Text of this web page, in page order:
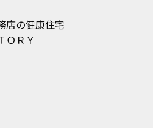
店の健康住宅
ＯＲＹ